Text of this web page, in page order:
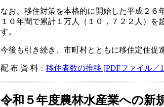
なお、移住対策を本格的に開始した平成２６
１０年間で累計１万人（１０，７２２人）を
す。
今後も引き続き、市町村とともに移住定住促
配 布 資 料： 移住者数の推移 [PDFファイル／
令和５年度農林水産業への新